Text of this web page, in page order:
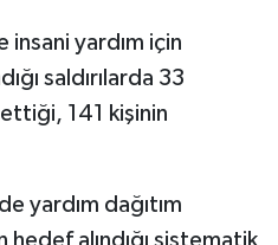
yardım için
saldırılarda 33
141 kişinin
yardım dağıtım
hedef alındığı sistematik